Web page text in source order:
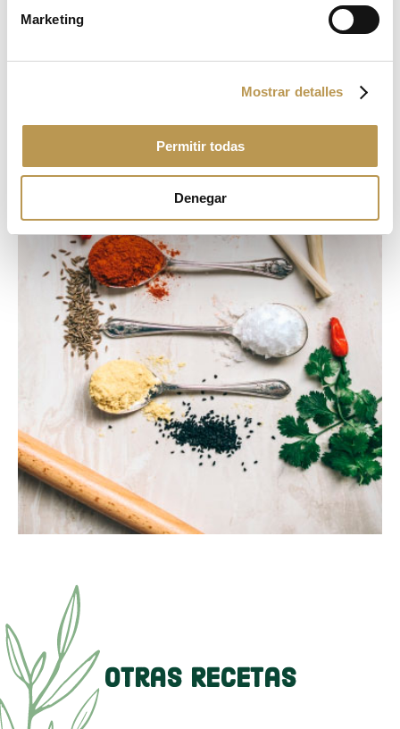
Marketing
Mostrar detalles
Permitir todas
Denegar
Otras Recetas